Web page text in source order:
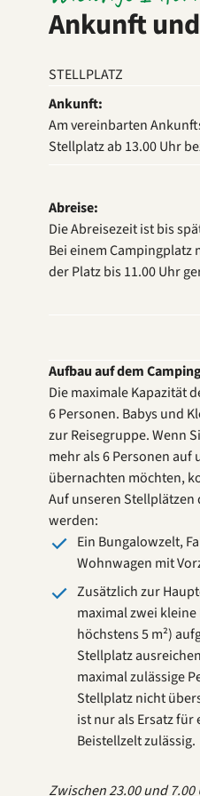
Ankunft
STELLPLATZ
Ankunft:
Am vereinbarten
Stellplatz ab 13.00 Uhr
Abreise:
Die Abreisezeit ist bis
Bei einem Campingplatz
der Platz bis 11.00 Uhr
Aufbau auf dem
Die maximale Kapazität
6 Personen. Babys und
zur Reisegruppe. Wenn
mehr als 6 Personen auf
übernachten möchten,
Auf unseren
werden:
Ein Bungalowzelt,
Wohnwagen mit
Zusätzlich zur
maximal zwei
höchstens 5 m²)
Stellplatz
maximal zulässige
Stellplatz nicht
ist nur als Ersatz für
Beistellzelt zulässig.
Zwischen 23.00 und